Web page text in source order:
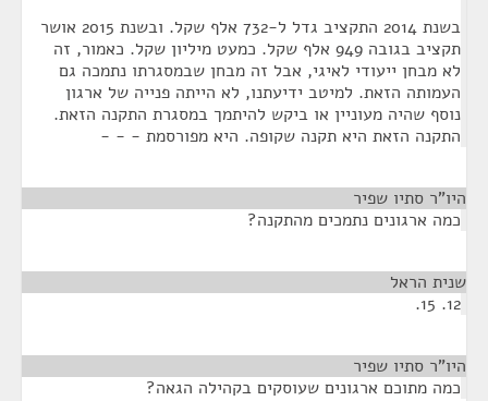
בשנת 2014 התקציב גדל ל-732 אלף שקל. ובשנת 2015 אושר
תקציב בגובה 949 אלף שקל. כמעט מיליון שקל. כאמור, זה
לא מבחן ייעודי לאיגי, אבל זה מבחן שבמסגרתו נתמכה גם
העמותה הזאת. למיטב ידיעתנו, לא הייתה פנייה של ארגון
נוסף שהיה מעוניין או ביקש להיתמך במסגרת התקנה הזאת.
התקנה הזאת היא תקנה שקופה. היא מפורסמת - - -
היו"ר סתיו שפיר
כמה ארגונים נתמכים מהתקנה?
שנית הראל
12. 15.
היו"ר סתיו שפיר
כמה מתוכם ארגונים שעוסקים בקהילה הגאה?